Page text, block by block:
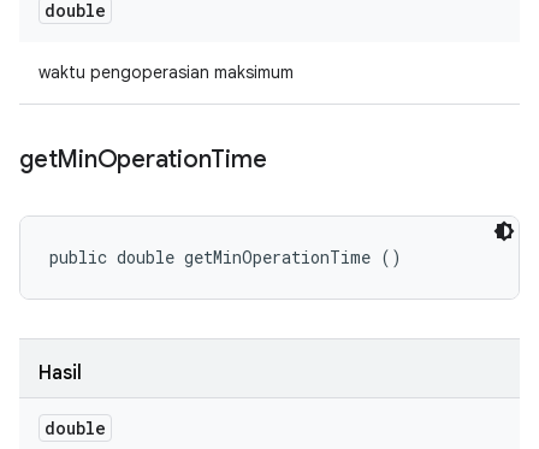
double
waktu pengoperasian maksimum
getMinOperationTime
public double getMinOperationTime ()
Hasil
double